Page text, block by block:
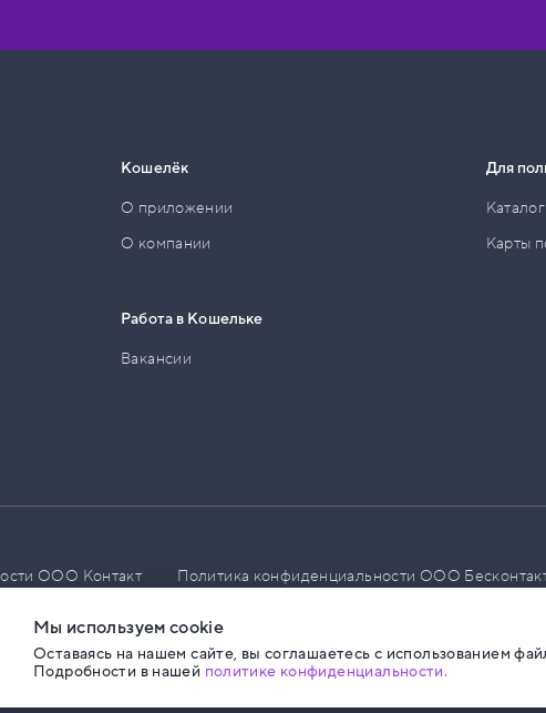
Кошелёк
О приложении
О компании
Работа в Кошельке
Вакансии
Для
Карты
ООО Контакт
Политика конфиденциальности ООО
ПО
Мы используем cookie
Оставаясь на нашем сайте, вы соглашаетесь с использованием
Подробности в нашей политике конфиденциальности.